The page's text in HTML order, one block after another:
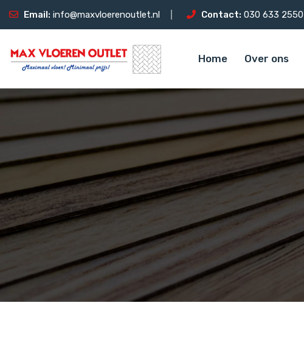
Email: info@maxvloerenoutlet.nl Contact: 030 633 2550
Home Over ons